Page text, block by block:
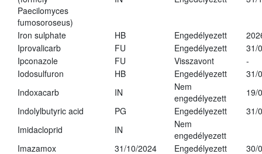
Paecilomyces
fumosoroseus)
Iron sulphate HB Engedélyezett
Iprovalicarb
FU Engedélyezett
31/
Ipconazole
FU Visszavont
-
Iodosulfuron
HB Engedélyezett
31/
Indoxacarb
IN
Nem
engedélyezett
19/
Indolylbutyric acid
PG Engedélyezett
31/
Imidacloprid
IN
Nem
engedélyezett
Imazamox
31/10/2024 Engedélyezett
30/